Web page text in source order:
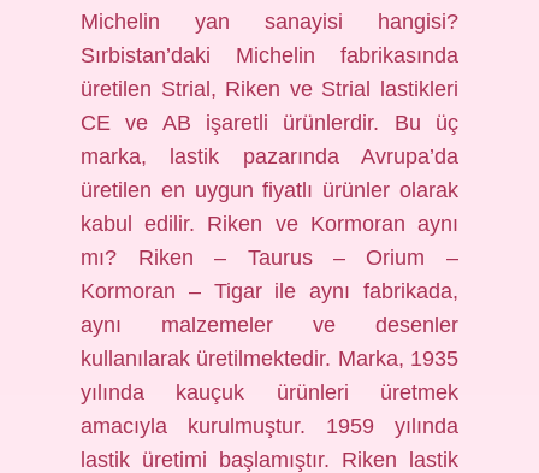
Michelin yan sanayisi hangisi?
Sırbistan’daki Michelin fabrikasında
üretilen Strial, Riken ve Strial lastikleri
CE ve AB işaretli ürünlerdir. Bu üç
marka, lastik pazarında Avrupa’da
üretilen en uygun fiyatlı ürünler olarak
kabul edilir. Riken ve Kormoran aynı
mı? Riken – Taurus – Orium –
Kormoran – Tigar ile aynı fabrikada,
aynı malzemeler ve desenler
kullanılarak üretilmektedir. Marka, 1935
yılında kauçuk ürünleri üretmek
amacıyla kurulmuştur. 1959 yılında
lastik üretimi başlamıştır. Riken lastik